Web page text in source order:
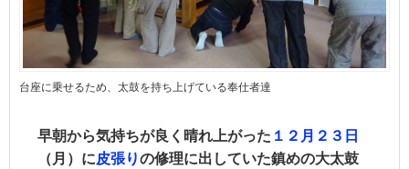
台座に乗せるため、太鼓を持ち上げている奉仕者達
早朝から気持ちが良く晴れ上がった １２月２３日
（月）に皮張りの修理に出していた鎮めの大太鼓